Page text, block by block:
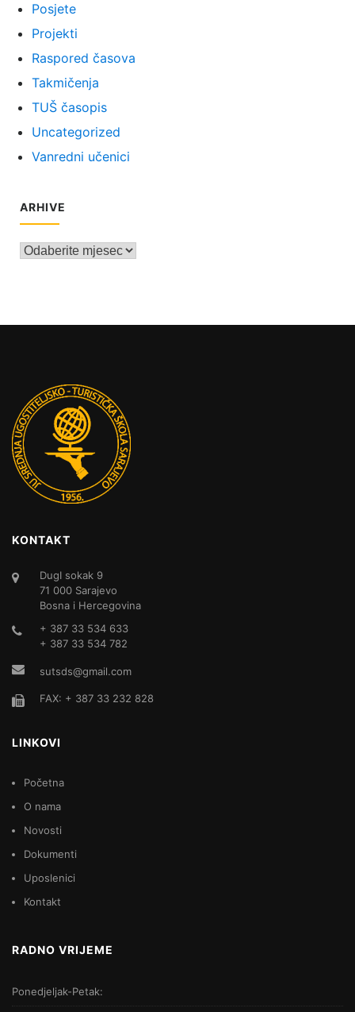
Posjete
Projekti
Raspored časova
Takmičenja
TUŠ časopis
Uncategorized
Vanredni učenici
ARHIVE
Arhive
KONTAKT
DugI sokak 9
71 000 Sarajevo
Bosna i Hercegovina
+ 387 33 534 633
+ 387 33 534 782
sutsds@gmail.com
FAX: + 387 33 232 828
LINKOVI
Početna
O nama
Novosti
Dokumenti
Uposlenici
Kontakt
RADNO VRIJEME
Ponedjeljak-Petak: